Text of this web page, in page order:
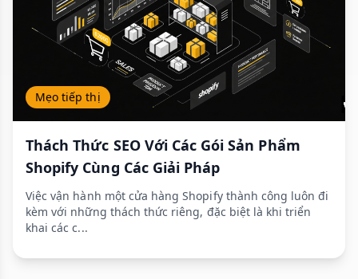
Mẹo tiếp thị
Thách Thức SEO Với Các Gói Sản Phẩm
Shopify Cùng Các Giải Pháp
Việc vận hành một cửa hàng Shopify thành công luôn đi
kèm với những thách thức riêng, đặc biệt là khi triển
khai các c...